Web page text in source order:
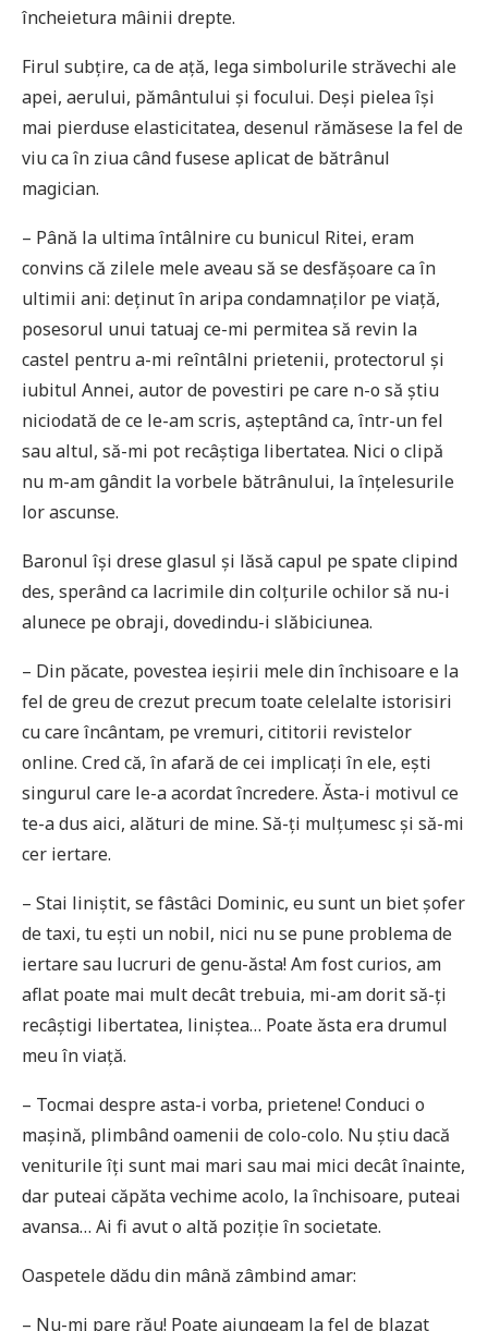
încheietura mâinii drepte.
Firul subțire, ca de ață, lega simbolurile străvechi ale
apei, aerului, pământului și focului. Deși pielea își
mai pierduse elasticitatea, desenul rămăsese la fel de
viu ca în ziua când fusese aplicat de bătrânul
magician.
– Până la ultima întâlnire cu bunicul Ritei, eram
convins că zilele mele aveau să se desfășoare ca în
ultimii ani: deținut în aripa condamnaților pe viață,
posesorul unui tatuaj ce-mi permitea să revin la
castel pentru a-mi reîntâlni prietenii, protectorul și
iubitul Annei, autor de povestiri pe care n-o să știu
niciodată de ce le-am scris, așteptând ca, într-un fel
sau altul, să-mi pot recâștiga libertatea. Nici o clipă
nu m-am gândit la vorbele bătrânului, la înțelesurile
lor ascunse.
Baronul își drese glasul și lăsă capul pe spate clipind
des, sperând ca lacrimile din colțurile ochilor să nu-i
alunece pe obraji, dovedindu-i slăbiciunea.
– Din păcate, povestea ieșirii mele din închisoare e la
fel de greu de crezut precum toate celelalte istorisiri
cu care încântam, pe vremuri, cititorii revistelor
online. Cred că, în afară de cei implicați în ele, ești
singurul care le-a acordat încredere. Ăsta-i motivul ce
te-a dus aici, alături de mine. Să-ți mulțumesc și să-mi
cer iertare.
– Stai liniștit, se fâstâci Dominic, eu sunt un biet șofer
de taxi, tu ești un nobil, nici nu se pune problema de
iertare sau lucruri de genu-ăsta! Am fost curios, am
aflat poate mai mult decât trebuia, mi-am dorit să-ți
recâștigi libertatea, liniștea… Poate ăsta era drumul
meu în viață.
– Tocmai despre asta-i vorba, prietene! Conduci o
mașină, plimbând oamenii de colo-colo. Nu știu dacă
veniturile îți sunt mai mari sau mai mici decât înainte,
dar puteai căpăta vechime acolo, la închisoare, puteai
avansa… Ai fi avut o altă poziție în societate.
Oaspetele dădu din mână zâmbind amar:
– Nu-mi pare rău! Poate ajungeam la fel de blazat